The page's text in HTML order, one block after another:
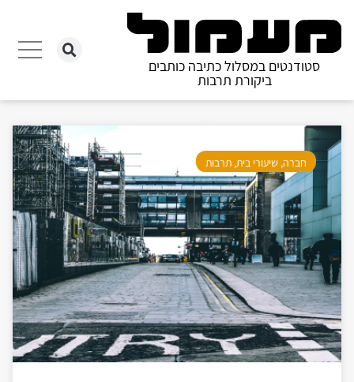
סטודנטים במסלול כתיבה כותבים
ביקורת תרבות
חברה, שיעורי בית, תרבות